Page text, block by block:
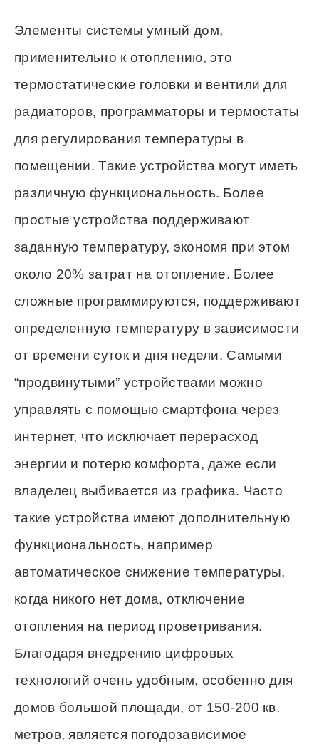
Элементы системы умный дом,
применительно к отоплению, это
термостатические головки и вентили для
радиаторов, программаторы и термостаты
для регулирования температуры в
помещении. Такие устройства могут иметь
различную функциональность. Более
простые устройства поддерживают
заданную температуру, экономя при этом
около 20% затрат на отопление. Более
сложные программируются, поддерживают
определенную температуру в зависимости
от времени суток и дня недели. Самыми
“продвинутыми” устройствами можно
управлять с помощью смартфона через
интернет, что исключает перерасход
энергии и потерю комфорта, даже если
владелец выбивается из графика. Часто
такие устройства имеют дополнительную
функциональность, например
автоматическое снижение температуры,
когда никого нет дома, отключение
отопления на период проветривания.
Благодаря внедрению цифровых
технологий очень удобным, особенно для
домов большой площади, от 150-200 кв.
метров, является погодозависимое